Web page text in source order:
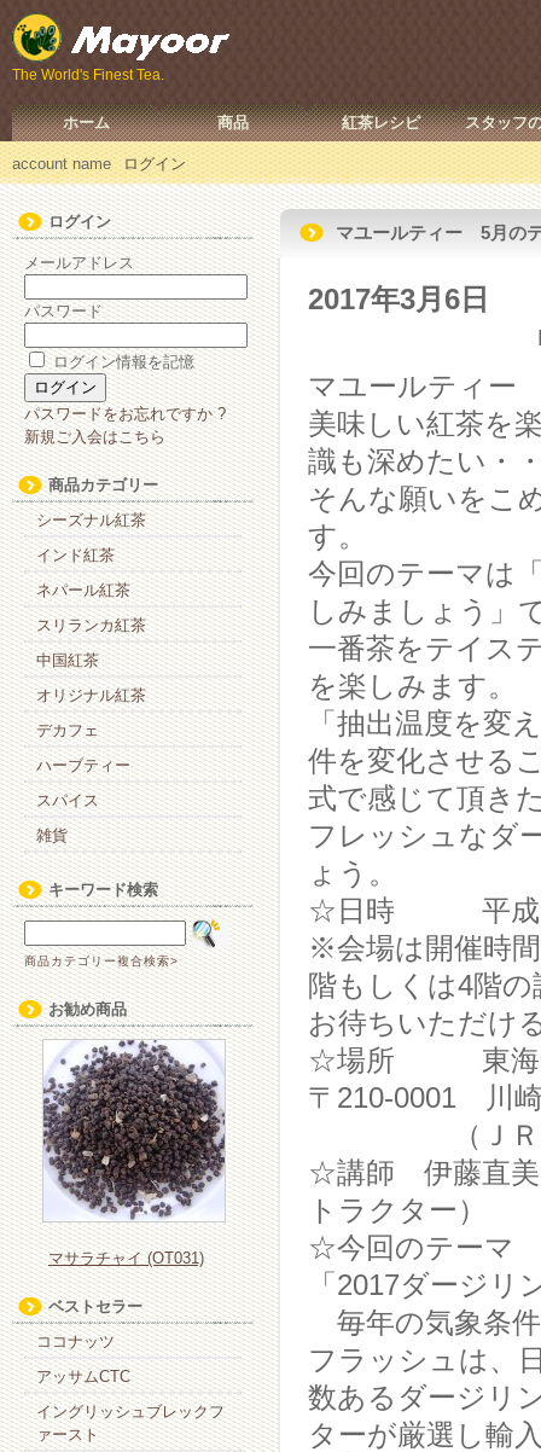
The World's Finest Tea.
ホーム 商品 紅茶レシピ スタッフ
account name ログイン
ログイン
メールアドレス
パスワード
ログイン情報を記憶
パスワードをお忘れですか ?
新規ご入会はこちら
商品カテゴリー
シーズナル紅茶
インド紅茶
ネパール紅茶
スリランカ紅茶
中国紅茶
オリジナル紅茶
デカフェ
ハーブティー
スパイス
雑貨
キーワード検索
商品カテゴリー複合検索>
お勧め商品
マサラチャイ (OT031)
ベストセラー
ココナッツ
アッサムCTC
イングリッシュブレックフ
ァースト
マユールティー 5月の
2017年3月6日
マユールティー
美味しい紅茶を
識も深めたい・
そんな願いをこ
す。
今回のテーマは
しみましょう」
一番茶をテイス
を楽しみます。
「抽出温度を変
件を変化させる
式で感じて頂き
フレッシュなダ
ょう。
☆日時 平成29
※会場は開催時
階もしくは4階の
お待ちいただけ
☆場所 東海道
〒210-0001 川
（ＪＲ川崎
☆講師 伊藤直美
トラクター）
☆今回のテーマ
「2017ダージ
毎年の気象条
フラッシュは、
数あるダージリ
ターが厳選し輸